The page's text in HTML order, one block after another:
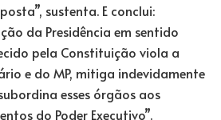
sustenta. E conclui:
da Presidência em sentido
pela Constituição viola a
e do MP, mitiga indevidamente
esses órgãos aos
do Poder Executivo”.